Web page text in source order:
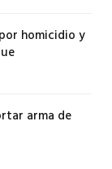
homicidio y
arma de